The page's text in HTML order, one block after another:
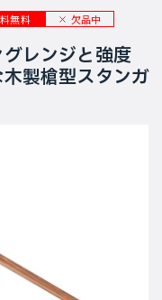
無料 欠品中
レンジと強度
製槍型スタンガ